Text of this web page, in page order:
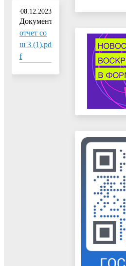
08.12.2023
Документ:
отчет со
ш 3 (1).pd
f